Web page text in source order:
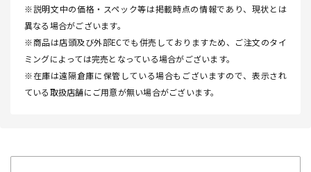
※説明文中の価格・スペック等は掲載時点の情報であり、現状とは
異なる場合がございます。
※商品は店頭及び外部ECでも併売しておりますため、ご注文のタイ
ミングによっては完売となっている場合がございます。
※在庫は遠隔倉庫に保管している場合もございますので、表示され
ている取扱店舗にご用意が無い場合がございます。